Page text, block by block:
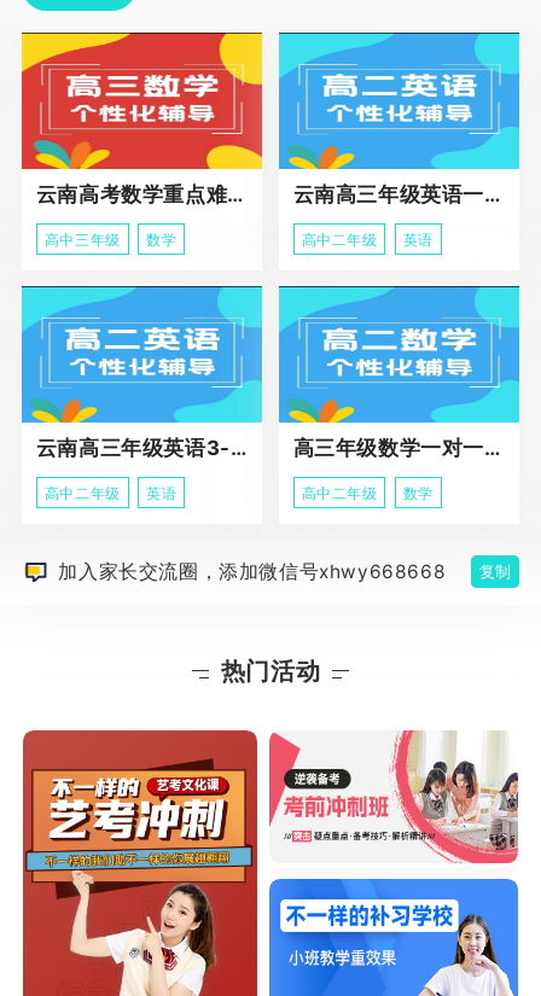
云南高考数学重点难点冲刺班
高中三年级 数学
云南高三年级英语一对一个性化辅导基础课程
高中二年级 英语
云南高三年级英语3-5人班组化辅导强化
高中二年级 英语
高三年级数学一对一高阶辅导冲刺课程
高中二年级 数学
加入家长交流圈，添加微信号xhwy668668 复制
热门活动